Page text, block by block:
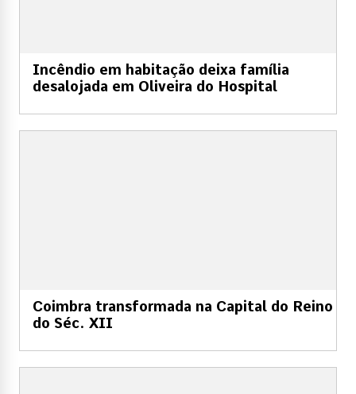
Incêndio em habitação deixa família
desalojada em Oliveira do Hospital
Coimbra transformada na Capital do Reino
do Séc. XII